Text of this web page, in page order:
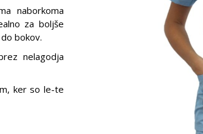
naborkoma
za boljše
bokov.
nelagodja
ker so le-te